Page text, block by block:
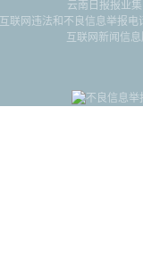
云南日报报业
联网违法和不良信息举报
互联网新闻信